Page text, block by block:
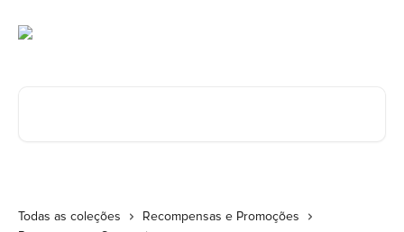
Todas as coleções
Recompensas e Promoções